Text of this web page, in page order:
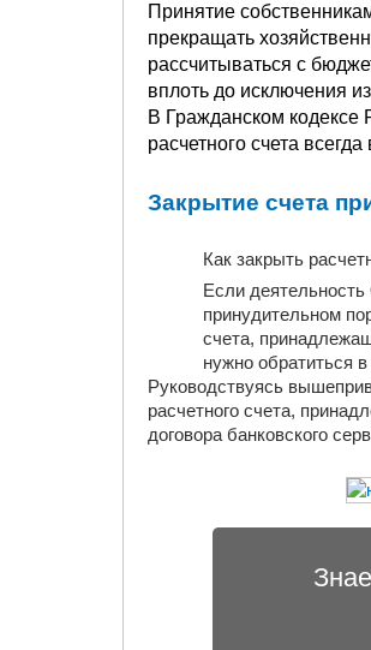
Принятие
прекращать
рассчитываться с
вплоть до исключения
В Гражданском кодексе
расчетного счета
Закрытие счета
Как закрыть
Если
принудительном
счета,
нужно обратиться
Руководствуясь
расчетного счета,
договора банковского